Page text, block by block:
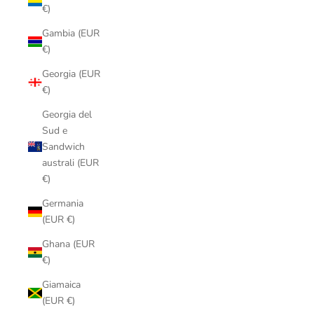
€)
Gambia (EUR
€)
Georgia (EUR
€)
Georgia del
Sud e
Sandwich
australi (EUR
€)
Germania
(EUR €)
Ghana (EUR
€)
Giamaica
(EUR €)